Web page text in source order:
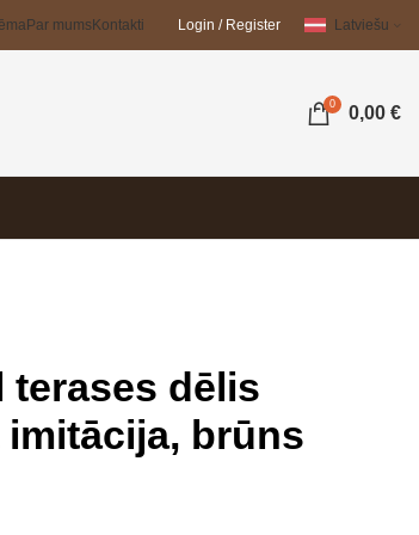
Par mumsKontakti Login / Register Latviešu
0 0,00 €
terases dēlis
imitācija, brūns